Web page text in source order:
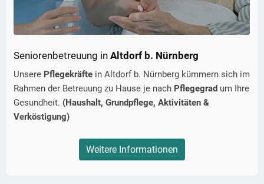
Seniorenbetreuung in Altdorf b. Nürnberg
Unsere Pflegekräfte in Altdorf b. Nürnberg kümmern sich im
Rahmen der Betreuung zu Hause je nach Pflegegrad um Ihre
Gesundheit. (Haushalt, Grundpflege, Aktivitäten &
Verköstigung)
Weitere Informationen